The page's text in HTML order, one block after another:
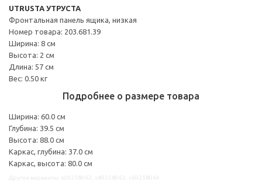
UTRUSTA УТРУСТА
Фронтальная панель ящика, низкая
Номер товара: 203.681.39
Ширина: 8 см
Высота: 2 см
Длина: 57 см
Вес: 0.50 кг
Подробнее о размере товара
Ширина: 60.0 см
Глубина: 39.5 см
Высота: 88.0 см
Каркас, глубина: 37.0 см
Каркас, высота: 80.0 см